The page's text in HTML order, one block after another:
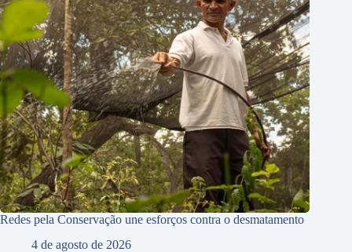
Redes pela Conservação une esforços contra o desmatamento
4 de agosto de 2026